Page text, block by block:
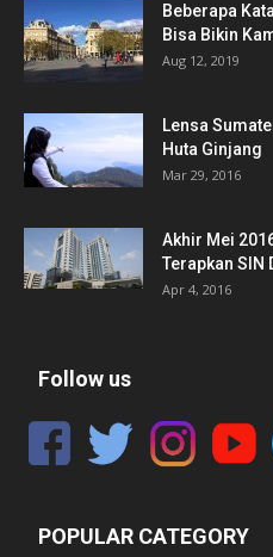
Beberapa
Bisa Bikin
Aug 12, 2019
Lensa
Huta Ginjang
Mar 29, 2016
Akhir Mei
Terapkan SIN
Apr 4, 2016
Follow us
POPULAR CATEGORY